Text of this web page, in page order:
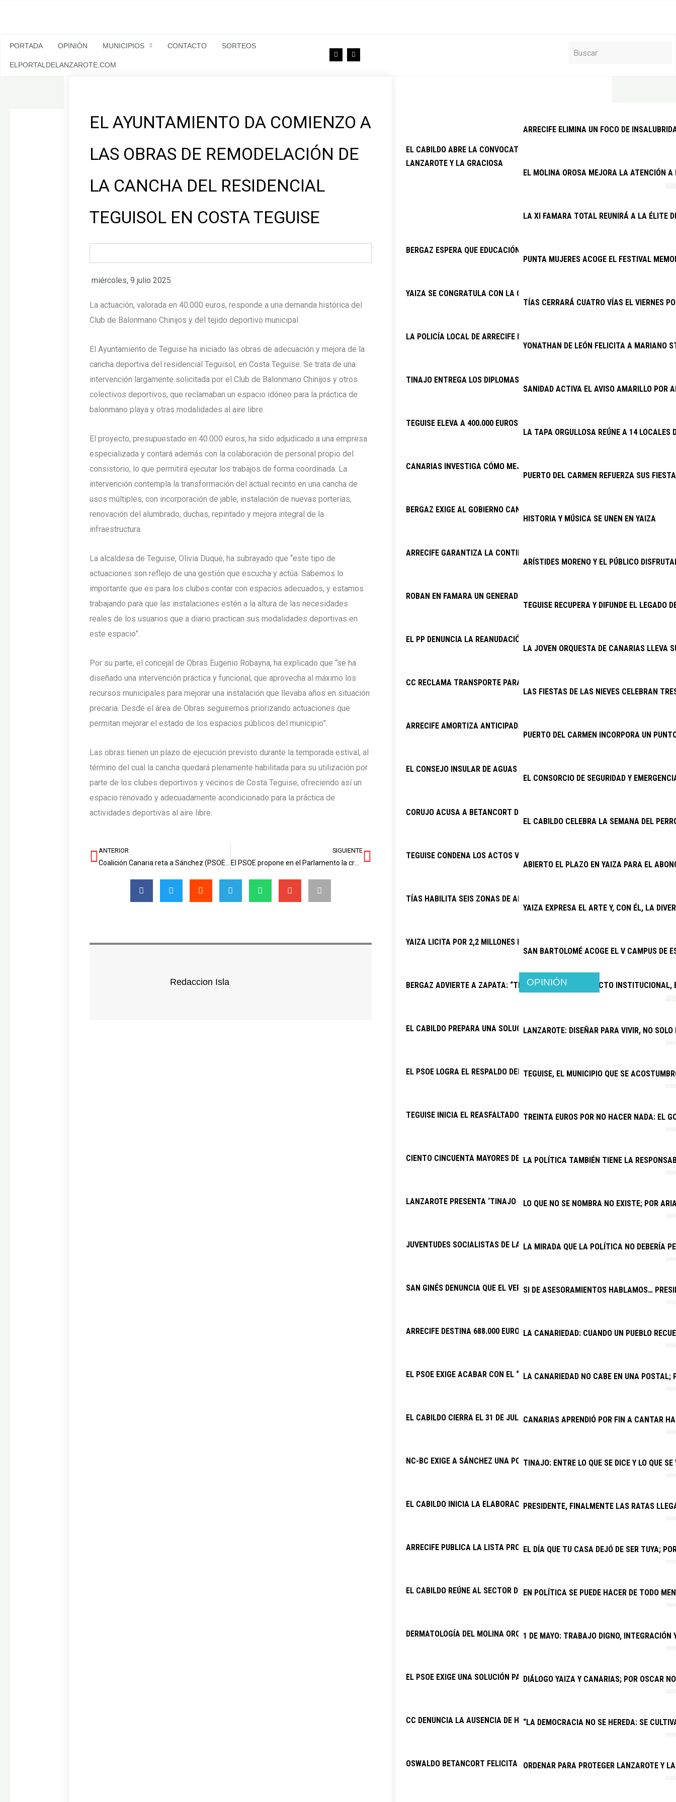
PORTADA OPINIÓN MUNICIPIOS CONTACTO SORTEOS
ELPORTALDELANZAROTE.COM
F
a
c
T
w
i
EL AYUNTAMIENTO DA COMIENZO A
LAS OBRAS DE REMODELACIÓN DE
LA CANCHA DEL RESIDENCIAL
TEGUISOL EN COSTA TEGUISE
miércoles, 9 julio 2025
La actuación, valorada en 40.000 euros, responde a una demanda histórica del
Club de Balonmano Chinijos y del tejido deportivo municipal
El Ayuntamiento de Teguise ha iniciado las obras de adecuación y mejora de la
cancha deportiva del residencial Teguisol, en Costa Teguise. Se trata de una
intervención largamente solicitada por el Club de Balonmano Chinijos y otros
colectivos deportivos, que reclamaban un espacio idóneo para la práctica de
balonmano playa y otras modalidades al aire libre.
El proyecto, presupuestado en 40.000 euros, ha sido adjudicado a una empresa
especializada y contará además con la colaboración de personal propio del
consistorio, lo que permitirá ejecutar los trabajos de forma coordinada. La
intervención contempla la transformación del actual recinto en una cancha de
usos múltiples, con incorporación de jable, instalación de nuevas porterías,
renovación del alumbrado, duchas, repintado y mejora integral de la
infraestructura.
La alcaldesa de Teguise, Olivia Duque, ha subrayado que “este tipo de
actuaciones son reflejo de una gestión que escucha y actúa. Sabemos lo
importante que es para los clubes contar con espacios adecuados, y estamos
trabajando para que las instalaciones estén a la altura de las necesidades
reales de los usuarios que a diario practican sus modalidades deportivas en
este espacio”.
Por su parte, el concejal de Obras Eugenio Robayna, ha explicado que “se ha
diseñado una intervención práctica y funcional, que aprovecha al máximo los
recursos municipales para mejorar una instalación que llevaba años en situación
precaria. Desde el área de Obras seguiremos priorizando actuaciones que
permitan mejorar el estado de los espacios públicos del municipio”.
Las obras tienen un plazo de ejecución previsto durante la temporada estival, al
término del cual la cancha quedará plenamente habilitada para su utilización por
parte de los clubes deportivos y vecinos de Costa Teguise, ofreciendo así un
espacio renovado y adecuadamente acondicionado para la práctica de
actividades deportivas al aire libre.
Ant
ANTERIOR SIGUIENTE
El PSOE propone en el Parlamento la creación de un “bono deporte” para las familias con hijos e hijas entre 6 y 16 años Siguiente
Redaccion Isla
EL CABILDO ABRE LA CONVOCATORIA DE SUBVENCIONES PARA LA
LANZAROTE Y LA GRACIOSA
BERGAZ ESPERA QUE EDUCACIÓN CUMPLA E INICIE LA CONTRATACIÓN DEL
YAIZA SE CONGRATULA CON LA CONTINUIDAD DEL PROYECTO DE
LA POLICÍA LOCAL DE ARRECIFE DETIENE A DOS VARONES POR PRESUNTO
TINAJO ENTREGA LOS DIPLOMAS DE LA ESCUELA DE CUIDADOS
TEGUISE ELEVA A 400.000 EUROS LA INVERSIÓN EN PLANES DE EMPLEO
CANARIAS INVESTIGA CÓMO MEJORAR EL PRONÓSTICO DEL TRASPLANTE
BERGAZ EXIGE AL GOBIERNO CANARIO ENMENDAR EL ERROR DE 2025 Y
ARRECIFE GARANTIZA LA CONTINUIDAD DE LA LIMPIEZA VIARIA Y LA
ROBAN EN FAMARA UN GENERADOR DEL CINE AMBULANTE
EL PP DENUNCIA LA REANUDACIÓN DE LAS OBRAS DE LA ANTENA DE
CC RECLAMA TRANSPORTE PARA EL CENTRO DE RESPIRO FAMILIAR DE SAN
ARRECIFE AMORTIZA ANTICIPADAMENTE 11,46 MILLONES DE EUROS DE
EL CONSEJO INSULAR DE AGUAS ABORDA PROYECTOS POR MÁS DE 6,4
CORUJO ACUSA A BETANCORT DE PAGAR 15.500 EUROS A JOSÉ MARÍA
TEGUISE CONDENA LOS ACTOS VANDÁLICOS CONTRA ESPACIOS PÚBLICOS
TÍAS HABILITA SEIS ZONAS DE APARCAMIENTO Y REFUERZA TAXIS Y
YAIZA LICITA POR 2,2 MILLONES LAS MEJORAS DEL CAMPO DE FÚTBOL DE
BERGAZ ADVIERTE A ZAPATA: “TRAS UN AÑO DE CONFLICTO
EL CABILDO PREPARA UNA SOLUCIÓN PARA EL DRENAJE DE LA CARRETERA
EL PSOE LOGRA EL RESPALDO DEL CABILDO A UNA VENTANILLA ÚNICA PARA
TEGUISE INICIA EL REASFALTADO DE VARIAS CALLES DE LOS COCOTEROS
CIENTO CINCUENTA MAYORES DE YAIZA FESTEJAN EL DÍA DEL ABUELO
LANZAROTE PRESENTA ‘TINAJO PARA TODOS’, EL PRIMER EQUIPO
JUVENTUDES SOCIALISTAS DE LANZAROTE Y LA GRACIOSA: “LAS BECAS DEL
SAN GINÉS DENUNCIA QUE EL VERANO JOVEN VUELVE A DISCRIMINAR A
ARRECIFE DESTINA 688.000 EUROS A EVENTOS DEPORTIVOS DE INTERÉS
EL PSOE EXIGE ACABAR CON EL “SECUESTRO” DE LA NUEVA PARADA
EL CABILDO CIERRA EL 31 DE JULIO EL PLAZO PARA QUE CLUBES Y
NC-BC EXIGE A SÁNCHEZ UNA POSICIÓN FIRME SOBRE EL SÁHARA
EL CABILDO INICIA LA ELABORACIÓN DEL PRESUPUESTO GENERAL DE 2027
ARRECIFE PUBLICA LA LISTA PROVISIONAL DE ADMITIDOS PARA CUATRO
EL CABILDO REÚNE AL SECTOR DEL TAXI PARA MEJORAR EL SERVICIO Y
DERMATOLOGÍA DEL MOLINA OROSA AUMENTA UN 24,5 % SUS CONSULTAS
EL PSOE EXIGE UNA SOLUCIÓN PARA LAS VIVIENDAS AFECTADAS POR EL
CC DENUNCIA LA AUSENCIA DE HARÍA EN UNA REUNIÓN CLAVE SOBRE
OSWALDO BETANCORT FELICITA A LAVA LIVE FESTIVAL POR UNA PRIMERA
ARRECIFE ELIMINA UN FOCO DE
EL MOLINA OROSA MEJORA LA ATENCIÓN
LA XI FAMARA TOTAL REUNIRÁ A LA ÉLITE
PUNTA MUJERES ACOGE EL FESTIVAL
TÍAS CERRARÁ CUATRO VÍAS EL VIERNES
YONATHAN DE LEÓN FELICITA A MARIANO
SANIDAD ACTIVA EL AVISO AMARILLO POR
LA TAPA ORGULLOSA REÚNE A 14 LOCALES
PUERTO DEL CARMEN REFUERZA SUS
HISTORIA Y MÚSICA SE UNEN EN YAIZA
ARÍSTIDES MORENO Y EL PÚBLICO
TEGUISE RECUPERA Y DIFUNDE EL
LA JOVEN ORQUESTA DE CANARIAS LLEVA
LAS FIESTAS DE LAS NIEVES CELEBRAN
PUERTO DEL CARMEN INCORPORA UN
EL CONSORCIO DE SEGURIDAD Y
EL CABILDO CELEBRA LA SEMANA DEL
ABIERTO EL PLAZO EN YAIZA PARA EL
YAIZA EXPRESA EL ARTE Y, CON ÉL, LA
SAN BARTOLOMÉ ACOGE EL V CAMPUS DE
OPINIÓN
LANZAROTE: DISEÑAR PARA VIVIR, NO
TEGUISE, EL MUNICIPIO QUE SE
TREINTA EUROS POR NO HACER NADA: EL
LA POLÍTICA TAMBIÉN TIENE LA
LO QUE NO SE NOMBRA NO EXISTE; POR
LA MIRADA QUE LA POLÍTICA NO DEBERÍA
SI DE ASESORAMIENTOS HABLAMOS…
LA CANARIEDAD: CUANDO UN PUEBLO
LA CANARIEDAD NO CABE EN UNA POSTAL;
CANARIAS APRENDIÓ POR FIN A CANTAR
TINAJO: ENTRE LO QUE SE DICE Y LO QUE
PRESIDENTE, FINALMENTE LAS RATAS
EL DÍA QUE TU CASA DEJÓ DE SER TUYA;
EN POLÍTICA SE PUEDE HACER DE TODO
1 DE MAYO: TRABAJO DIGNO, INTEGRACIÓN
DIÁLOGO YAIZA Y CANARIAS; POR OSCAR
“LA DEMOCRACIA NO SE HEREDA: SE
ORDENAR PARA PROTEGER LANZAROTE Y